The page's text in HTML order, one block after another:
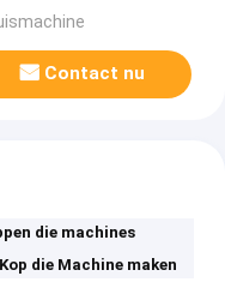
Contact nu
die machines
die Machine maken